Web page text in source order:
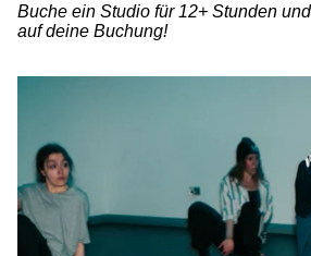
Buche ein Studio für 12+ Stunden
auf deine Buchung!